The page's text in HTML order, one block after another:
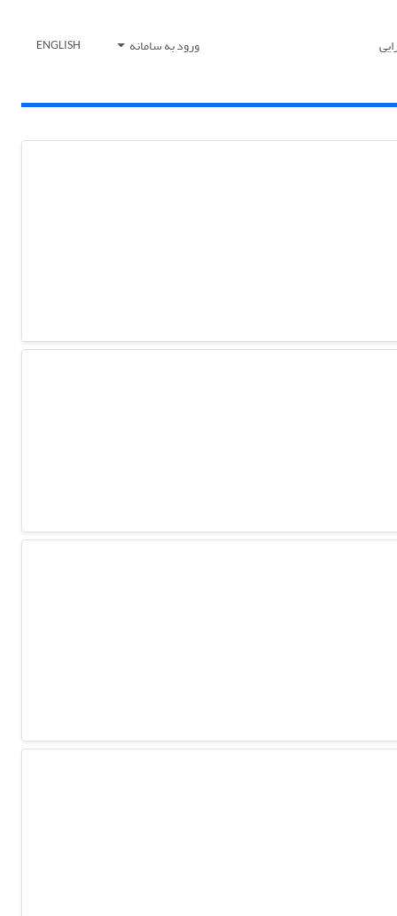
ورود به سامانه ENGLISH